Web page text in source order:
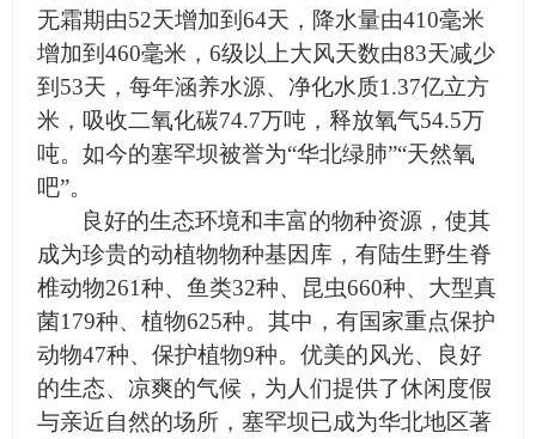
无霜期由52天增加到64天，降水量由410毫米
增加到460毫米，6级以上大风天数由83天减少
到53天，每年涵养水源、净化水质1.37亿立方
米，吸收二氧化碳74.7万吨，释放氧气54.5万
吨。如今的塞罕坝被誉为“华北绿肺”“天然氧
吧”。
良好的生态环境和丰富的物种资源，使其
成为珍贵的动植物物种基因库，有陆生野生脊
椎动物261种、鱼类32种、昆虫660种、大型真
菌179种、植物625种。其中，有国家重点保护
动物47种、保护植物9种。优美的风光、良好
的生态、凉爽的气候，为人们提供了休闲度假
与亲近自然的场所，塞罕坝已成为华北地区著